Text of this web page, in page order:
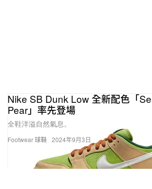
Footwear 球鞋
Nike SB Dunk Low 全新配色「
Pear」率先登場
全鞋洋溢自然氣息。
2024年9月3日